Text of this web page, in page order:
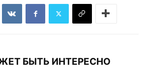
БЫТЬ ИНТЕРЕСНО